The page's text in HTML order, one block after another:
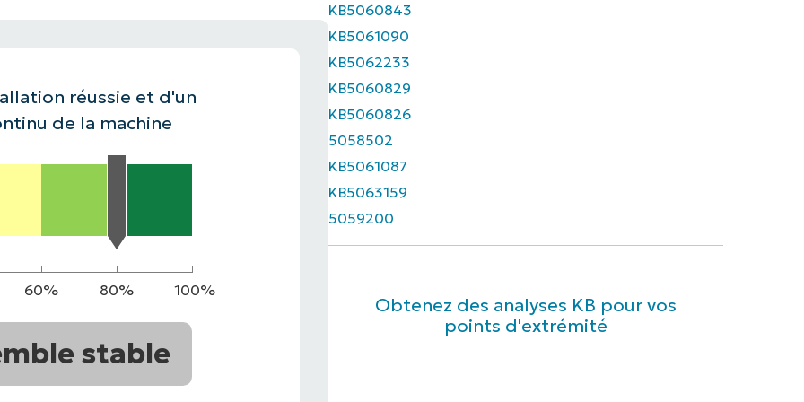
réussie et d'un
de la machine
60% 80% 100%
stable
KB5060843
KB5061090
KB5062233
KB5060829
KB5060826
5058502
KB5061087
KB5063159
5059200
Obtenez des analyses KB pour vos
points d'extrémité